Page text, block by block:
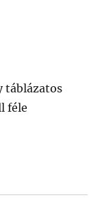
táblázatos
féle